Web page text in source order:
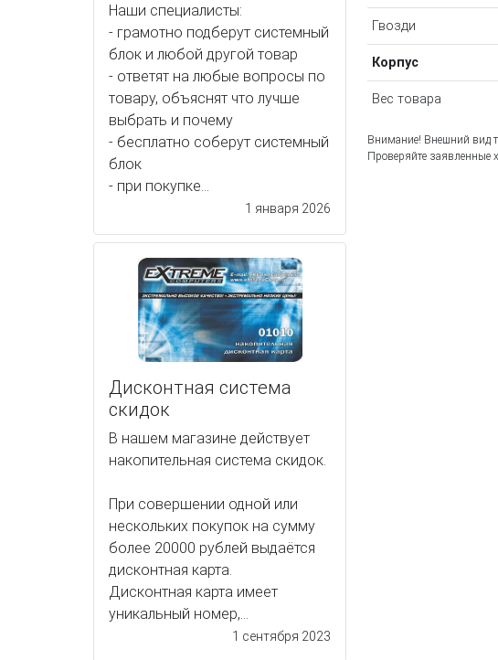
Наши специалисты:
- грамотно подберут системный
блок и любой другой товар
- ответят на любые вопросы по
товару, объяснят что лучше
выбрать и почему
- бесплатно соберут системный
блок
- при покупке...
1 января 2026
Дисконтная система
скидок
В нашем магазине действует
накопительная система скидок.
При совершении одной или
нескольких покупок на сумму
более 20000 рублей выдаётся
дисконтная карта.
Дисконтная карта имеет
уникальный номер,...
1 сентября 2023
Гвозди
Корпус
Вес товара
Внимание! Внешний вид
Проверяйте заявленные